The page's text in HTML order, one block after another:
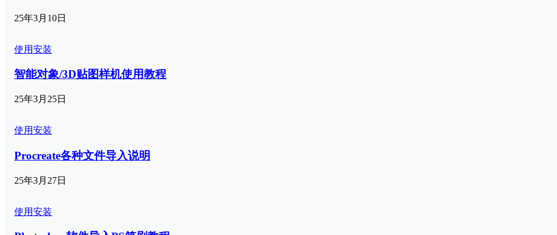
25年3月10日
使用安装
智能对象/3D贴图样机使用教程
25年3月25日
使用安装
Procreate各种文件导入说明
25年3月27日
使用安装